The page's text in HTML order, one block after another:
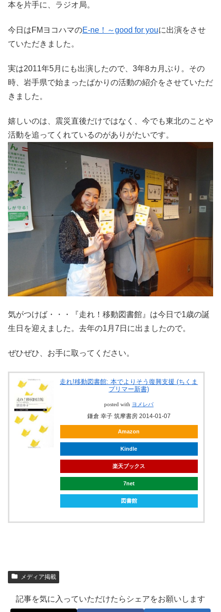
本を片手に、ラジオ局。
今日はFMヨコハマのE-ne！～good for youに出演をさせ
ていただきました。
実は2011年5月にも出演したので、3年8カ月ぶり。その
時、岩手県で始まったばかりの活動の紹介をさせていただ
きました。
嬉しいのは、震災直後だけではなく、今でも東北のことや
活動を追ってくれているのがありがたいです。
気がつけば・・・『走れ！移動図書館』は今日で1歳の誕
生日を迎えました。去年の1月7日に出ましたので。
ぜひぜひ、お手に取ってください。
走れ!移動図書館: 本でよりそう復興支援 (ちくま
プリマー新書)
posted with ヨメレバ
鎌倉 幸子 筑摩書房 2014-01-07
Amazon
Kindle
楽天ブックス
7net
図書館
メディア掲載
記事を気に入っていただけたらシェアをお願いします